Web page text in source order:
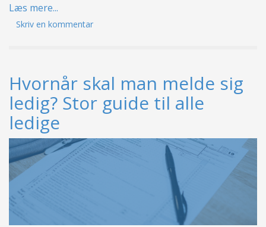
Læs mere...
Skriv en kommentar
Hvornår skal man melde sig
ledig? Stor guide til alle
ledige